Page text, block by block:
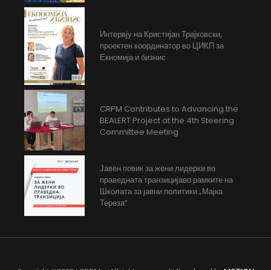
Интервју на Кристијан Трајковски,
проектен координатор во ЦИКП за
Екномија и бизнис
CRPM Contributes to Advancing the
BEALERT Project at the 4th Steering
Committee Meeting
Јавен повик за жени лидерки во
праведната транзицијаво рамките на
Школата за јавни политики „Мајка
Тереза“